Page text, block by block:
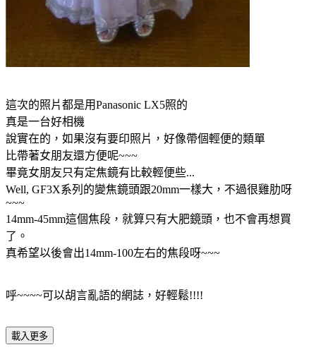
這次的照片都是用Panasonic LX5照的
真是一台好相機
說實在的，如果沒有要印照片，好像帶個輕便的類單
比帶著女朋友還方便呢~~~
畢竟女朋友只有定焦鏡有比較輕便些...
Well, GF3X系列的變焦鏡頭跟20mm一樣大，不過很雞肋呀
~~~
14mm-45mm這個焦段，就算只有大肥鏡頭，也不會再想買
了。
真希望以後會出14mm-100左右的焦段呀~~~
呼~~~~可以胡言亂語的網誌，好輕鬆!!!!
載入更多